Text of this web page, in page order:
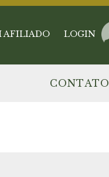
AFILIADO LOGIN
CONTATO